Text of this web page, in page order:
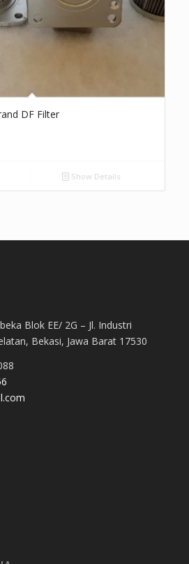
DF Filter
Show Details
Blok EE/ 2G – Jl. Industri
Bekasi, Jawa Barat 17530